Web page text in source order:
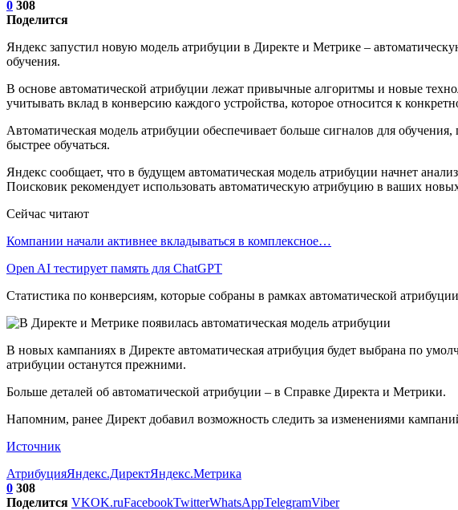
0 308
Поделится
Яндекс запустил новую модель атрибуции в Директе и Метрике –
обучения.
В основе автоматической атрибуции лежат привычные алгоритмы и новые
учитывать вклад в конверсию каждого устройства, которое относится к
Автоматическая модель атрибуции обеспечивает больше сигналов для
быстрее обучаться.
Яндекс сообщает, что в будущем автоматическая модель атрибуции начнет
Поисковик рекомендует использовать автоматическую атрибуцию в ваших
Сейчас читают
Компании начали активнее вкладываться в комплексное…
Open AI тестирует память для ChatGPT
Статистика по конверсиям, которые собраны в рамках автоматической
В новых кампаниях в Директе автоматическая атрибуция будет выбрана по
атрибуции останутся прежними.
Больше деталей об автоматической атрибуции – в Справке Директа и Метрики.
Напомним, ранее Директ добавил возможность следить за изменениями
Источник
АтрибуцияЯндекс.ДиректЯндекс.Метрика
0 308
Поделится VKOK.ruFacebookTwitterWhatsAppTelegramViber